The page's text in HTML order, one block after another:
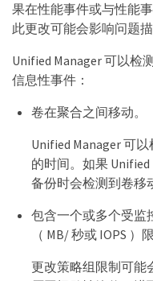
果在性能事件或与性能
此更改可能会影响问题
Unified Manager 可以检
信息性事件：
卷在聚合之间移动。
Unified Manager 可
的时间。如果
备份时会检测到卷移
包含一个或多个受监
（ MB/ 秒或 IOPS ）
更改策略组限制可能